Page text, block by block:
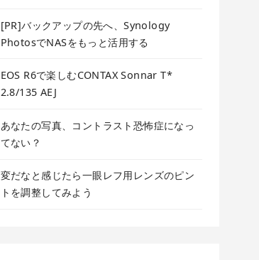
[PR]バックアップの先へ、Synology
PhotosでNASをもっと活用する
EOS R6で楽しむCONTAX Sonnar T*
2.8/135 AEJ
あなたの写真、コントラスト恐怖症になっ
てない？
変だなと感じたら一眼レフ用レンズのピン
トを調整してみよう